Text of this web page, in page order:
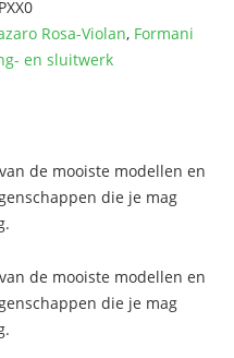
Rosa-Violan, Formani
en sluitwerk
de mooiste modellen en
die je mag
de mooiste modellen en
die je mag